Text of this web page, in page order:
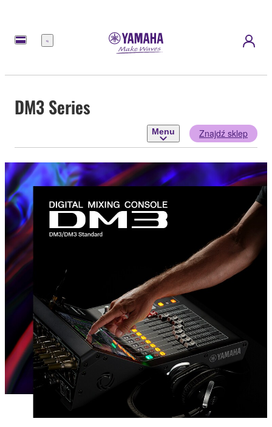
Menu
DM3 Series
Menu Znajdź sklep